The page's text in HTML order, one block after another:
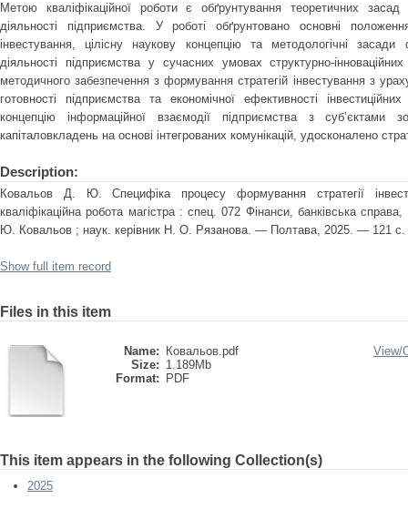
Метою кваліфікаційної роботи є обґрунтування теоретичних засад
діяльності підприємства. У роботі обґрунтовано основні положення
інвестування, цілісну наукову концепцію та методологічні засади
діяльності підприємства у сучасних умовах структурно-
методичного забезпечення з формування стратегій інвестування з
готовності підприємства та економічної ефективності
концепцію інформаційної взаємодії підприємства з суб’єктами
капіталовкладень на основі інтегрованих комунікацій, удосконалено
Description:
Ковальов Д. Ю. Специфіка процесу формування стратегії
кваліфікаційна робота магістра : спец. 072 Фінанси, банківська
Ю. Ковальов ; наук. керівник Н. О. Рязанова. — Полтава, 2025. — 121 с.
Show full item record
Files in this item
Name:
Ковальов.pdf
Size: 1.189Mb
Format:
PDF
View/
This item appears in the following Collection(s)
2025